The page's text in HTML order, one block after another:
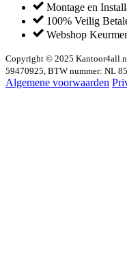
Montage en
100% Veilig
Webshop
Copyright © 2025
59470925, BTW nummer: NL
Algemene voorwaarden